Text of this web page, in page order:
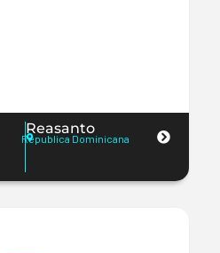
Reasanto
Republica Dominicana